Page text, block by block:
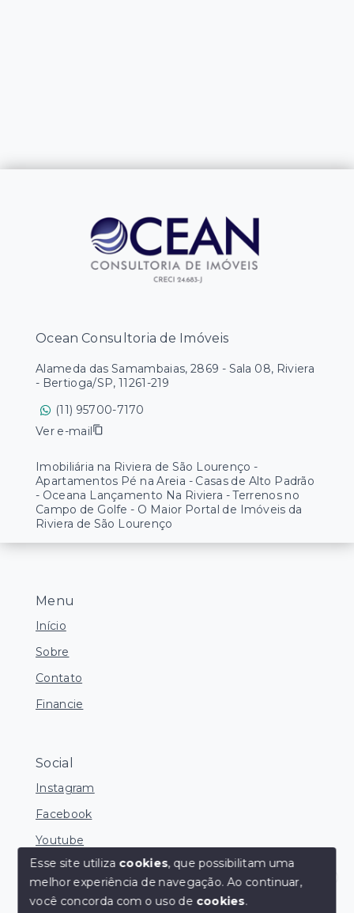
Menu
Início
Sobre
Contato
Financie
Social
Instagram
Facebook
Youtube
© Copyright 2026 - Ocean Consultoria de Imóveis -
Ocean Consultoria de Imóveis
Alameda das Samambaias, 2869 - Sala 08, Riviera
- Bertioga/SP, 11261-219
(11) 95700-7170
Ver e-mail
Imobiliária na Riviera de São Lourenço -
Apartamentos Pé na Areia - Casas de Alto Padrão
- Oceana Lançamento Na Riviera - Terrenos no
Campo de Golfe - O Maior Portal de Imóveis da
Riviera de São Lourenço
Corretores Online
Esse site utiliza cookies, que possibilitam uma
melhor experiência de navegação.Ao continuar,
você concorda com o uso de cookies.